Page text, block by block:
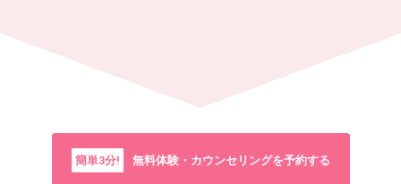
簡単3分! 無料体験・カウンセリングを予約する